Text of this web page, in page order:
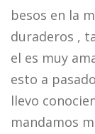
besos en la
duraderos ,
el es muy
esto a
llevo
mandamos